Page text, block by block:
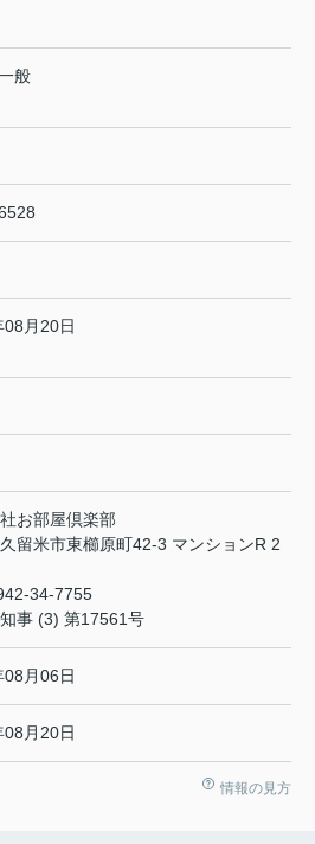
般
08月20日
お部屋倶楽部
留米市東櫛原町42-3 マンションR 2
34-7755
事 (3) 第17561号
08月06日
08月20日
情報の見方